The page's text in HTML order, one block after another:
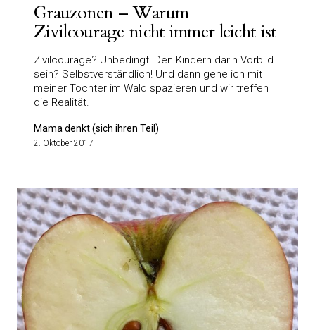
Grauzonen – Warum
Zivilcourage nicht immer leicht ist
Zivilcourage? Unbedingt! Den Kindern darin Vorbild
sein? Selbstverständlich! Und dann gehe ich mit
meiner Tochter im Wald spazieren und wir treffen
die Realität.
Mama denkt (sich ihren Teil)
2. Oktober 2017